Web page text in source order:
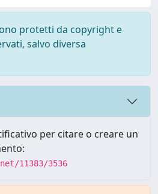
protetti da copyright e
salvo diversa
per citare o creare un
11383/3536